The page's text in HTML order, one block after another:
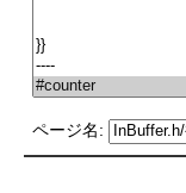
ページ名: